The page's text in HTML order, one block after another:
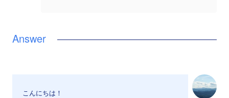
こんにちは！